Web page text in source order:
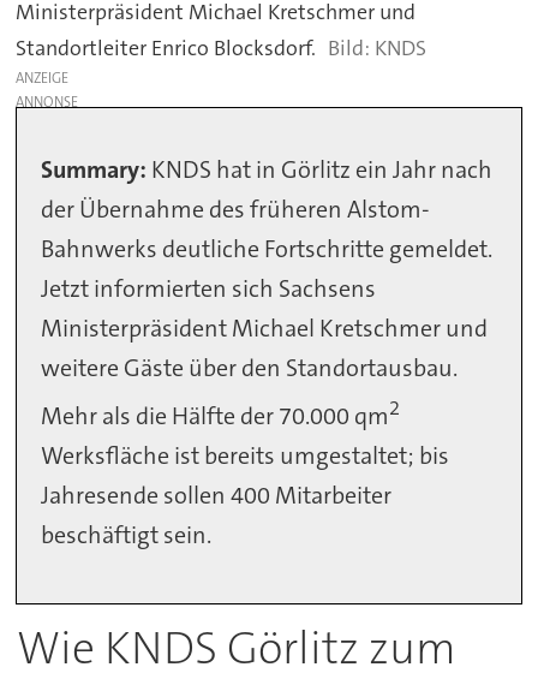
Ministerpräsident Michael Kretschmer und
Standortleiter Enrico Blocksdorf.
KNDS
ANZEIGE
Summary: KNDS hat in Görlitz ein Jahr nach
der Übernahme des früheren Alstom-
Bahnwerks deutliche Fortschritte gemeldet.
Jetzt informierten sich Sachsens
Ministerpräsident Michael Kretschmer und
weitere Gäste über den Standortausbau.
Mehr als die Hälfte der 70.000 qm2
Werksfläche ist bereits umgestaltet; bis
Jahresende sollen 400 Mitarbeiter
beschäftigt sein.
Wie KNDS Görlitz zum